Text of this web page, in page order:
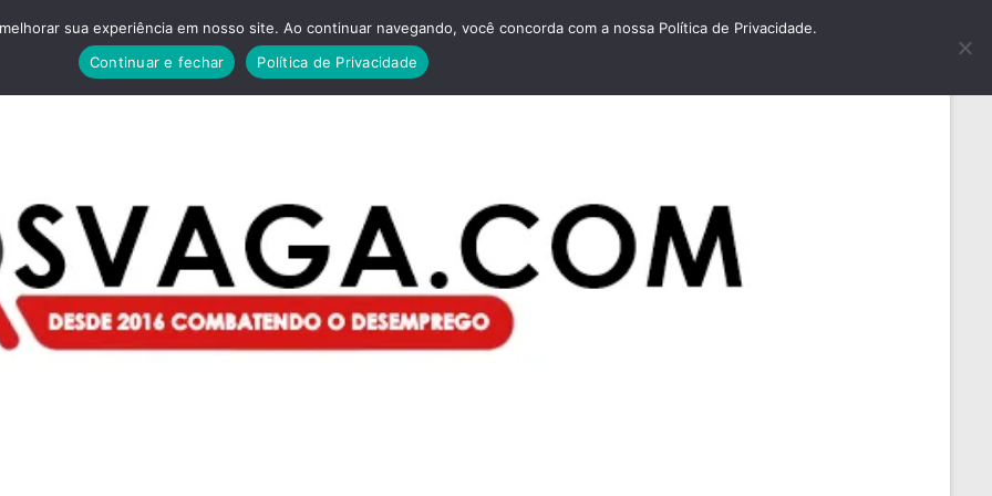
sua experiência em nosso site. Ao continuar navegando, você concorda com a nossa Política de Privacidade.
Continuar e fechar
Política de Privacidade